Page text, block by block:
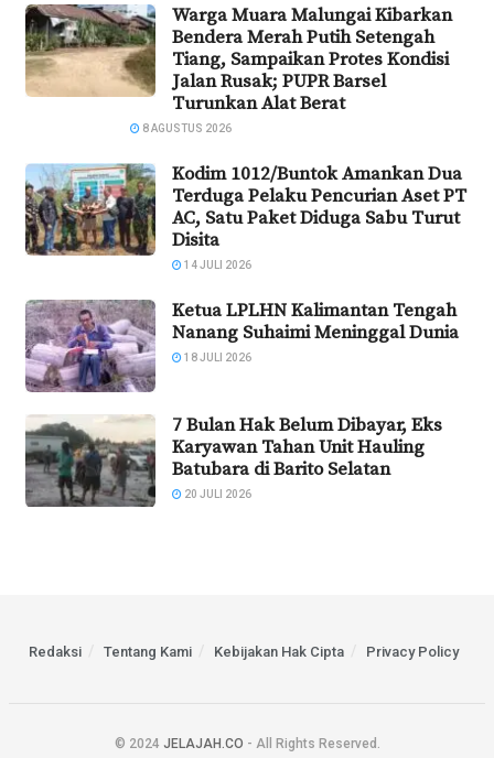
Warga Muara Malungai Kibarkan
Bendera Merah Putih Setengah
Tiang, Sampaikan Protes Kondisi
Jalan Rusak; PUPR Barsel
Turunkan Alat Berat
8 AGUSTUS 2026
Kodim 1012/Buntok Amankan Dua
Terduga Pelaku Pencurian Aset PT
AC, Satu Paket Diduga Sabu Turut
Disita
14 JULI 2026
Ketua LPLHN Kalimantan Tengah
Nanang Suhaimi Meninggal Dunia
18 JULI 2026
7 Bulan Hak Belum Dibayar, Eks
Karyawan Tahan Unit Hauling
Batubara di Barito Selatan
20 JULI 2026
Redaksi Tentang Kami Kebijakan Hak Cipta Privacy Policy
© 2024 JELAJAH.CO - All Rights Reserved.